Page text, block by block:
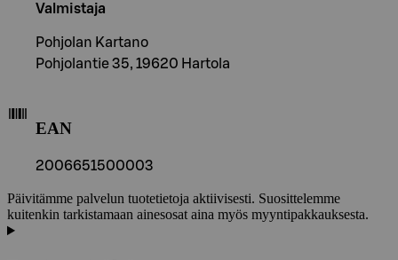
Valmistaja
Pohjolan Kartano
Pohjolantie 35, 19620 Hartola
EAN
2006651500003
Päivitämme palvelun tuotetietoja aktiivisesti. Suosittelemme
kuitenkin tarkistamaan ainesosat aina myös myyntipakkauksesta.